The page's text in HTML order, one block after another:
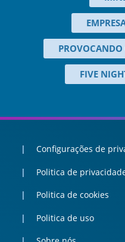
FIVE
Configurações de
Politica de
Politica de cookies
Politica de uso